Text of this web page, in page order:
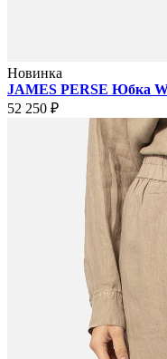
Новинка
JAMES PERSE Юбка
52 250 ₽